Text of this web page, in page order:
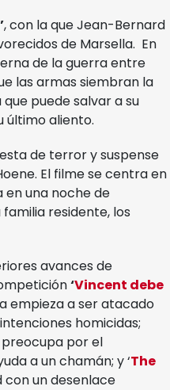
’, con la que Jean-Bernard
de Marsella. En
de la guerra entre
las armas siembran la
puede salvar a su
último aliento.
de terror y suspense
El filme se centra en
en una noche de
residente, los
avances de
‘Vincent debe
empieza a ser atacado
homicidas;
preocupa por el
a un chamán; y ‘The
con un desenlace